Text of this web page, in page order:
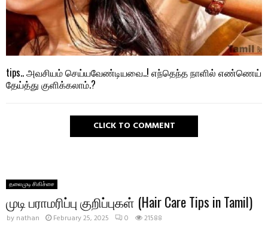
tips.. அவசியம் செய்யவேண்டியவை..! எந்தெந்த நாளில் எண்ணெய்
தேய்த்து குளிக்கலாம்.?
CLICK TO COMMENT
தலைமுடி சிகிச்சை
முடி பராமரிப்பு குறிப்புகள் (Hair Care Tips in Tamil)
by nathan February 25, 2025 0 21588